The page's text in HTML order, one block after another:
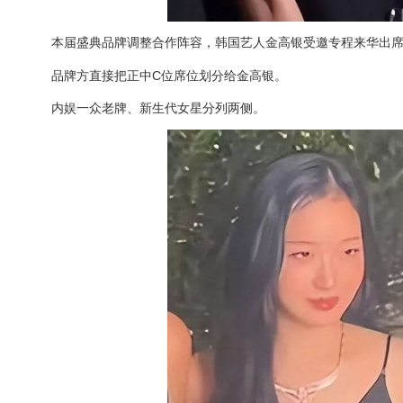
本届盛典品牌调整合作阵容，韩国艺人金高银受邀专程来华出
品牌方直接把正中C位席位划分给金高银。
内娱一众老牌、新生代女星分列两侧。